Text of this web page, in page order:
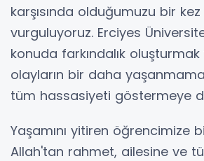
karşısında olduğumuzu bir
vurguluyoruz. Erciyes
konuda farkındalık
olayların bir daha
tüm hassasiyeti göstermeye
Yaşamını yitiren öğrencimize
Allah'tan rahmet, ailesine ve